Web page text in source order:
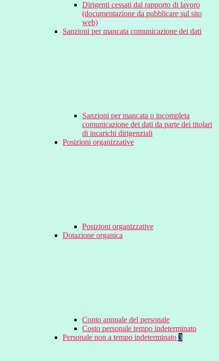
Dirigenti cessati dal rapporto di lavoro
(documentazione da pubblicare sul sito
web)
Sanzioni per mancata comunicazione dei dati
Sanzioni per mancata o incompleta
comunicazione dei dati da parte dei titolari
di incarichi dirigenziali
Posizioni organizzative
Posizioni organizzative
Dotazione organica
Conto annuale del personale
Costo personale tempo indeterminato
Personale non a tempo indeterminato 3